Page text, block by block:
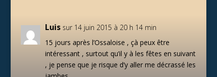
Luis sur 14 juin 2015 à 20 h 14 min
15 jours après l’Ossaloise , çà peux être
intéressant , surtout qu’il y à les fêtes en suivant
, je pense que je risque d’y aller me décrassé les